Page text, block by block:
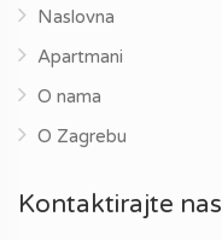
Naslovna
Apartmani
O nama
O Zagrebu
Kontaktirajte nas